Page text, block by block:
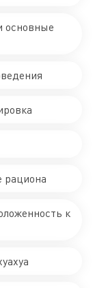
основные
рациона
к